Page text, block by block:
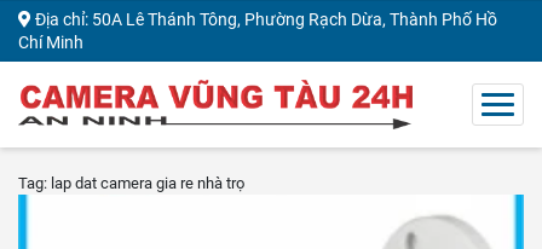
Địa chỉ: 50A Lê Thánh Tông, Phường Rạch Dừa, Thành Phố Hồ
Chí Minh
Tag: lap dat camera gia re nhà trọ